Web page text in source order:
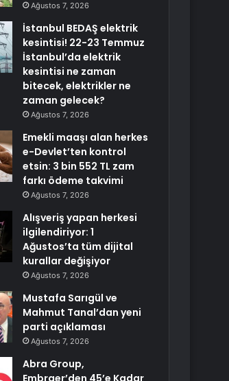
Ağustos 7, 2026
İstanbul BEDAŞ elektrik
kesintisi! 22-23 Temmuz
İstanbul’da elektrik
kesintisi ne zaman
bitecek, elektrikler ne
zaman gelecek?
Ağustos 7, 2026
Emekli maaşı alan herkes
e-Devlet’ten kontrol
etsin: 3 bin 552 TL zam
farkı ödeme takvimi
Ağustos 7, 2026
Alışveriş yapan herkesi
ilgilendiriyor: 1
Ağustos’ta tüm dijital
kurallar değişiyor
Ağustos 7, 2026
Mustafa Sarıgül ve
Mahmut Tanal’dan yeni
parti açıklaması
Ağustos 7, 2026
Abra Group,
Embraer’den 45’e Kadar